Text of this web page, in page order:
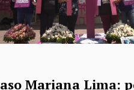
Mariana Lima: